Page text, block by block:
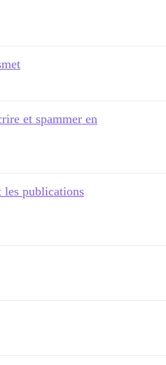
et spammer en
les publications